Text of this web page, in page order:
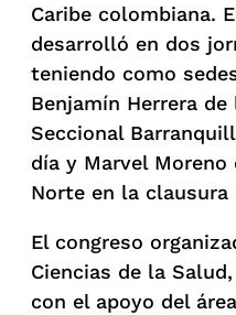
Caribe colombiana.
desarrolló en dos
teniendo como
Benjamín Herrera
Seccional
día y Marvel
Norte en la clausura
El congreso
Ciencias de la
con el apoyo del